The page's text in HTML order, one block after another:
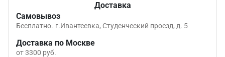
Доставка
Самовывоз
Бесплатно. г.Ивантеевка, Студенческий проезд, д. 5
Доставка по Москве
от 3300 руб.